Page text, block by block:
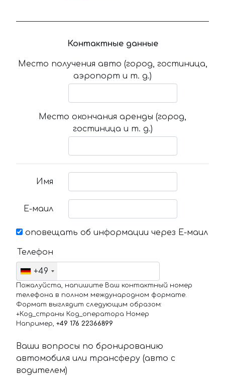
Контактные данные
Место получения авто (город, гостиница,
аэропорт и т. д.)
Место окончания аренды (город,
гостиница и т. д.)
Имя
Е-маил
оповещать об информации через Е-маил
Телефон
+49
Пожалуйста, напишите Ваш контактный номер
телефона в полном международном формате.
Формат выглядит следующим образом:
+Код_страны Код_оператора Номер
Например, +49 176 22366899
Ваши вопросы по бронированию
автомобиля или трансферу (авто с
водителем)